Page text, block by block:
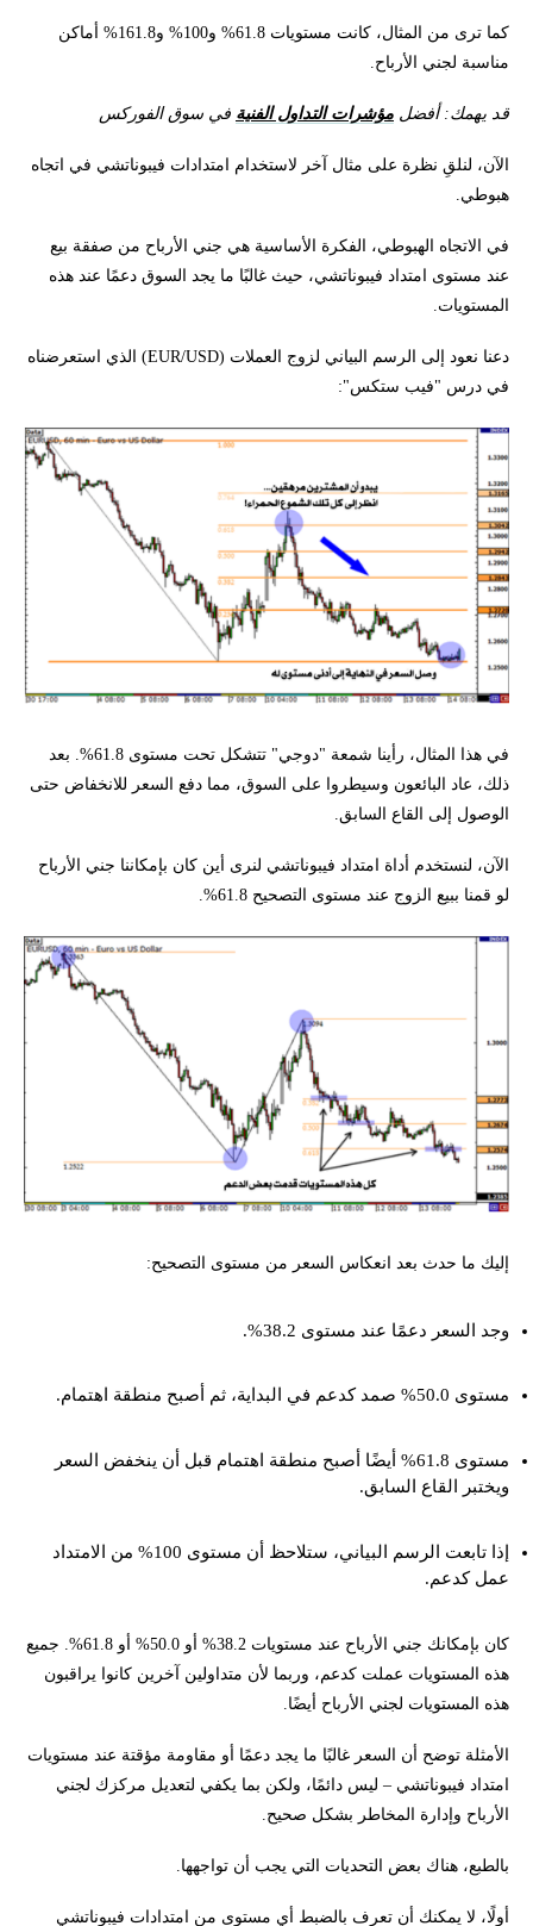
كما ترى من المثال، كانت مستويات 61.8% و100% و161.8% أماكن
مناسبة لجني الأرباح.
قد يهمك: أفضل مؤشرات التداول الفنية في سوق الفوركس
الآن، لنلقِ نظرة على مثال آخر لاستخدام امتدادات فيبوناتشي في اتجاه
هبوطي.
في الاتجاه الهبوطي، الفكرة الأساسية هي جني الأرباح من صفقة بيع
عند مستوى امتداد فيبوناتشي، حيث غالبًا ما يجد السوق دعمًا عند هذه
المستويات.
دعنا نعود إلى الرسم البياني لزوج العملات (EUR/USD) الذي استعرضناه
في درس "فيب ستكس":
في هذا المثال، رأينا شمعة "دوجي" تتشكل تحت مستوى 61.8%. بعد
ذلك، عاد البائعون وسيطروا على السوق، مما دفع السعر للانخفاض حتى
الوصول إلى القاع السابق.
الآن، لنستخدم أداة امتداد فيبوناتشي لنرى أين كان بإمكاننا جني الأرباح
لو قمنا ببيع الزوج عند مستوى التصحيح 61.8%.
إليك ما حدث بعد انعكاس السعر من مستوى التصحيح:
وجد السعر دعمًا عند مستوى 38.2%.
مستوى 50.0% صمد كدعم في البداية، ثم أصبح منطقة اهتمام.
مستوى 61.8% أيضًا أصبح منطقة اهتمام قبل أن ينخفض السعر
ويختبر القاع السابق.
إذا تابعت الرسم البياني، ستلاحظ أن مستوى 100% من الامتداد
عمل كدعم.
كان بإمكانك جني الأرباح عند مستويات 38.2% أو 50.0% أو 61.8%. جميع
هذه المستويات عملت كدعم، وربما لأن متداولين آخرين كانوا يراقبون
هذه المستويات لجني الأرباح أيضًا.
الأمثلة توضح أن السعر غالبًا ما يجد دعمًا أو مقاومة مؤقتة عند مستويات
امتداد فيبوناتشي – ليس دائمًا، ولكن بما يكفي لتعديل مركزك لجني
الأرباح وإدارة المخاطر بشكل صحيح.
بالطبع، هناك بعض التحديات التي يجب أن تواجهها.
أولًا، لا يمكنك أن تعرف بالضبط أي مستوى من امتدادات فيبوناتشي